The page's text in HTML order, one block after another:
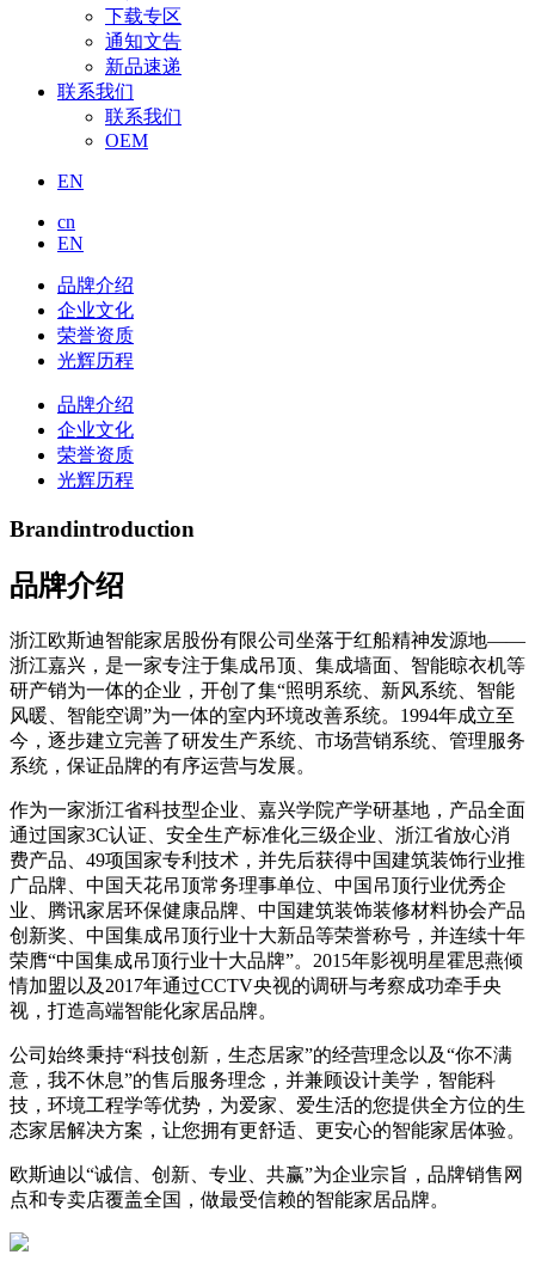
下载专区
通知文告
新品速递
联系我们
联系我们
OEM
EN
cn
EN
品牌介绍
企业文化
荣誉资质
光辉历程
品牌介绍
企业文化
荣誉资质
光辉历程
Brandintroduction
品牌介绍
浙江欧斯迪智能家居股份有限公司坐落于红船精神发源地——
浙江嘉兴，是一家专注于集成吊顶、集成墙面、智能晾衣机等
研产销为一体的企业，开创了集“照明系统、新风系统、智能
风暖、智能空调”为一体的室内环境改善系统。1994年成立至
今，逐步建立完善了研发生产系统、市场营销系统、管理服务
系统，保证品牌的有序运营与发展。
作为一家浙江省科技型企业、嘉兴学院产学研基地，产品全面
通过国家3C认证、安全生产标准化三级企业、浙江省放心消
费产品、49项国家专利技术，并先后获得中国建筑装饰行业推
广品牌、中国天花吊顶常务理事单位、中国吊顶行业优秀企
业、腾讯家居环保健康品牌、中国建筑装饰装修材料协会产品
创新奖、中国集成吊顶行业十大新品等荣誉称号，并连续十年
荣膺“中国集成吊顶行业十大品牌”。2015年影视明星霍思燕倾
情加盟以及2017年通过CCTV央视的调研与考察成功牵手央
视，打造高端智能化家居品牌。
公司始终秉持“科技创新，生态居家”的经营理念以及“你不满
意，我不休息”的售后服务理念，并兼顾设计美学，智能科
技，环境工程学等优势，为爱家、爱生活的您提供全方位的生
态家居解决方案，让您拥有更舒适、更安心的智能家居体验。
欧斯迪以“诚信、创新、专业、共赢”为企业宗旨，品牌销售网
点和专卖店覆盖全国，做最受信赖的智能家居品牌。